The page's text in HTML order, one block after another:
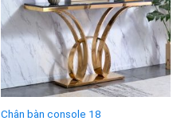
Chân bàn console 18